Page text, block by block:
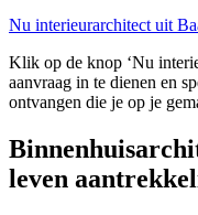
Nu interieurarchitect uit
Klik op de knop ‘Nu
aanvraag in te dienen en
ontvangen die je op je
leven